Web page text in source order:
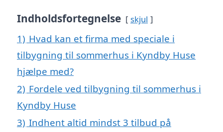
Indholdsfortegnelse skjul
1) Hvad kan et firma med speciale i
tilbygning til sommerhus i Kyndby Huse
hjælpe med?
2) Fordele ved tilbygning til sommerhus i
Kyndby Huse
3) Indhent altid mindst 3 tilbud på